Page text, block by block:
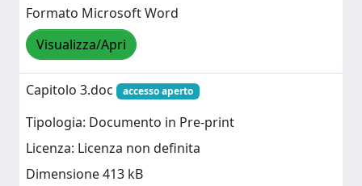
Formato Microsoft Word
Visualizza/Apri
Capitolo 3.doc accesso aperto
Tipologia: Documento in Pre-print
Licenza: Licenza non definita
Dimensione 413 kB